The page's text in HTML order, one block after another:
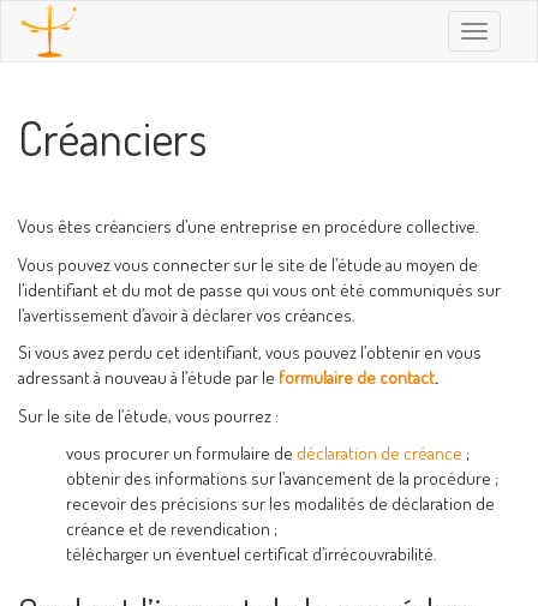
Toggle
Créanciers
Vous êtes créanciers d’une entreprise en procédure collective.
Vous pouvez vous connecter sur le site de l’étude au moyen de
l’identifiant et du mot de passe qui vous ont été communiqués sur
l’avertissement d’avoir à déclarer vos créances.
Si vous avez perdu cet identifiant, vous pouvez l’obtenir en vous
adressant à nouveau à l’étude par le formulaire de contact.
Sur le site de l’étude, vous pourrez :
vous procurer un formulaire de déclaration de créance ;
obtenir des informations sur l’avancement de la procédure ;
recevoir des précisions sur les modalités de déclaration de
créance et de revendication ;
télécharger un éventuel certificat d’irrécouvrabilité.